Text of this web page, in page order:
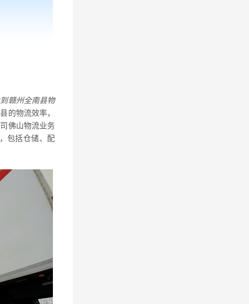
赣州全南县物
的物流效率，
佛山物流业务
包括仓储、配